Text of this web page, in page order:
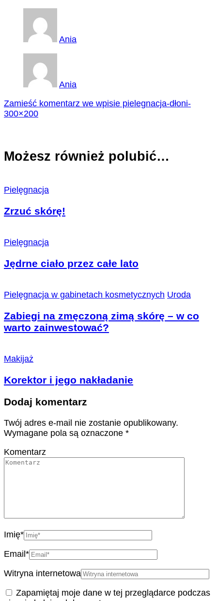
Ania
Ania
Zamieść komentarz we wpisie pielegnacja-dłoni-
300×200
Możesz również polubić…
Pielęgnacja
Zrzuć skórę!
Pielęgnacja
Jędrne ciało przez całe lato
Pielęgnacja w gabinetach kosmetycznych Uroda
Zabiegi na zmęczoną zimą skórę – w co
warto zainwestować?
Makijaż
Korektor i jego nakładanie
Dodaj komentarz
Twój adres e-mail nie zostanie opublikowany.
Wymagane pola są oznaczone *
Komentarz
Imię*
Email *
Witryna internetowa
Zapamiętaj moje dane w tej przeglądarce podczas